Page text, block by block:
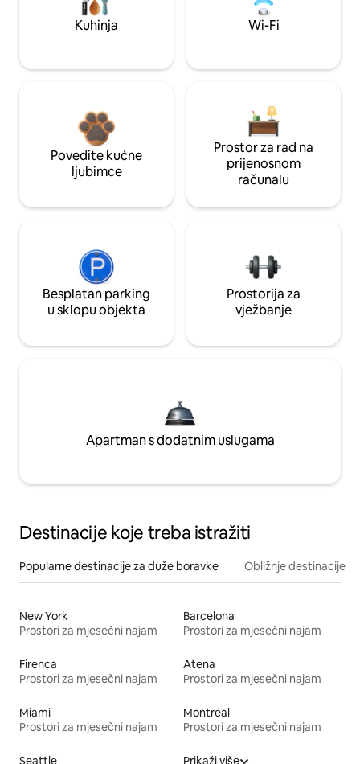
Kuhinja Wi-Fi
Povedite kućne
ljubimce
Prostor za rad na
prijenosnom
računalu
Besplatan parking
u sklopu objekta
Prostorija za
vježbanje
Apartman s dodatnim uslugama
Destinacije koje treba istražiti
Popularne destinacije za duže boravke Obližnje destinacije
New York
Prostori za mjesečni najam
Barcelona
Prostori za mjesečni najam
Firenca
Prostori za mjesečni najam
Atena
Prostori za mjesečni najam
Miami
Prostori za mjesečni najam
Montreal
Prostori za mjesečni najam
Seattle
Prikaži više